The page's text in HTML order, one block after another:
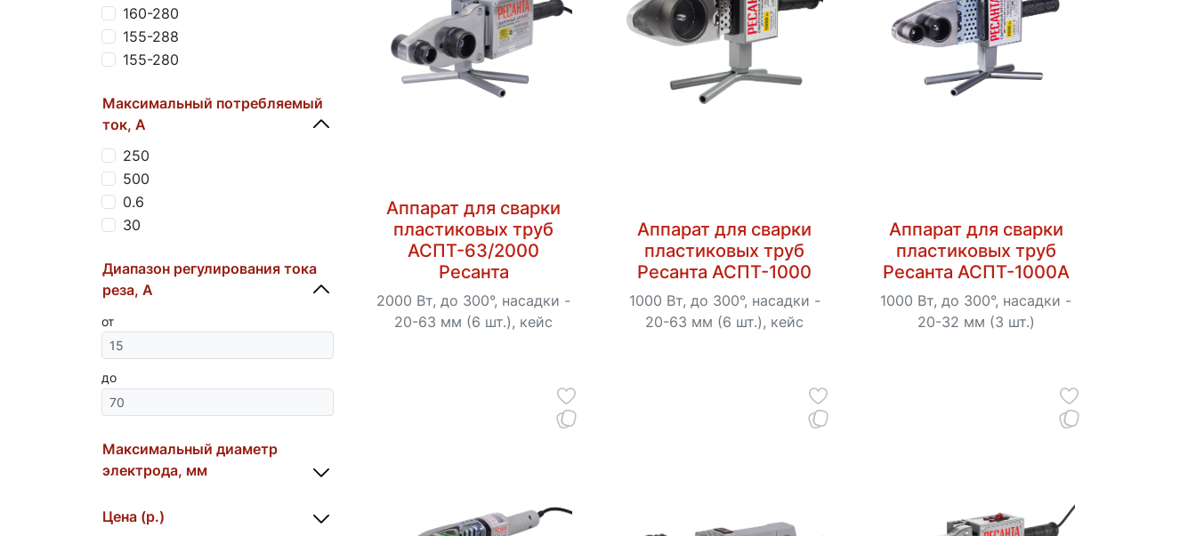
160-280
155-288
155-280
Максимальный потребляемый
ток, А
250
500
0.6
30
Диапазон регулирования тока
реза, А
от
до
Максимальный диаметр
электрода, мм
Цена (р.)
Аппарат для сварки
пластиковых труб
АСПТ-63/2000
Ресанта
2000 Вт, до 300°, насадки -
20-63 мм (6 шт.), кейс
Аппарат для сварки
пластиковых труб
Ресанта АСПТ-1000
1000 Вт, до 300°, насадки -
20-63 мм (6 шт.), кейс
Аппарат для сварки
пластиковых труб
Ресанта АСПТ-1000А
1000 Вт, до 300°, насадки -
20-32 мм (3 шт.)